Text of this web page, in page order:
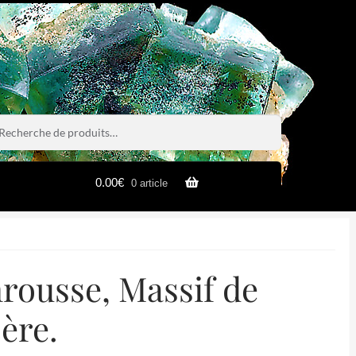
0.00€ 0 article
Massif de